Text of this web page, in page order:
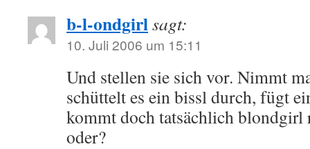
b-l-ondgirlsagt:
10. Juli 2006 um 15:11
Und stellen sie sich vor. Nimmt
schüttelt es ein bissl durch, fügt
kommt doch tatsächlich blondgirl
oder?